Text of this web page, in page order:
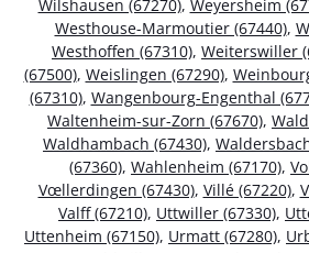
Wilshausen (67270), Weyersheim
Westhouse-Marmoutier (67440),
Westhoffen (67310), Weiterswiller
(67500), Weislingen (67290),
(67310), Wangenbourg-Engenthal
Waltenheim-sur-Zorn (67670),
Waldhambach (67430),
(67360), Wahlenheim (67170),
Vœllerdingen (67430), Villé (67220),
Valff (67210), Uttwiller (67330),
Uttenheim (67150), Urmatt (67280),